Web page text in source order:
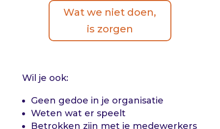
Wat we niet doen,
is zorgen
Wil je ook:
Geen gedoe in je organisatie
Weten wat er speelt
Betrokken zijn met je medewerkers